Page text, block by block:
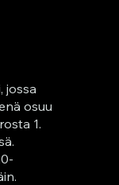
jossa
osuu
1.